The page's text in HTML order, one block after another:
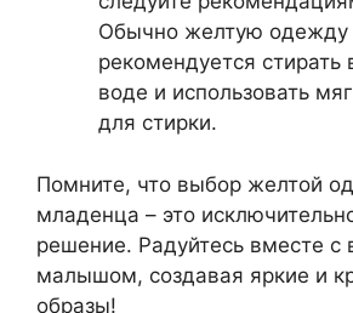
Обычно желтую одежду
рекомендуется стирать
воде и использовать
для стирки.
Помните, что выбор желтой
младенца – это
решение. Радуйтесь вместе с
малышом, создавая яркие и
образы!